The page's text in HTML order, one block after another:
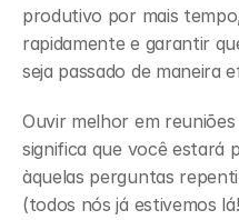
produtivo por mais
rapidamente e garantir
seja passado de maneira
Ouvir melhor em
significa que você estará
àquelas perguntas
(todos nós já estivemos